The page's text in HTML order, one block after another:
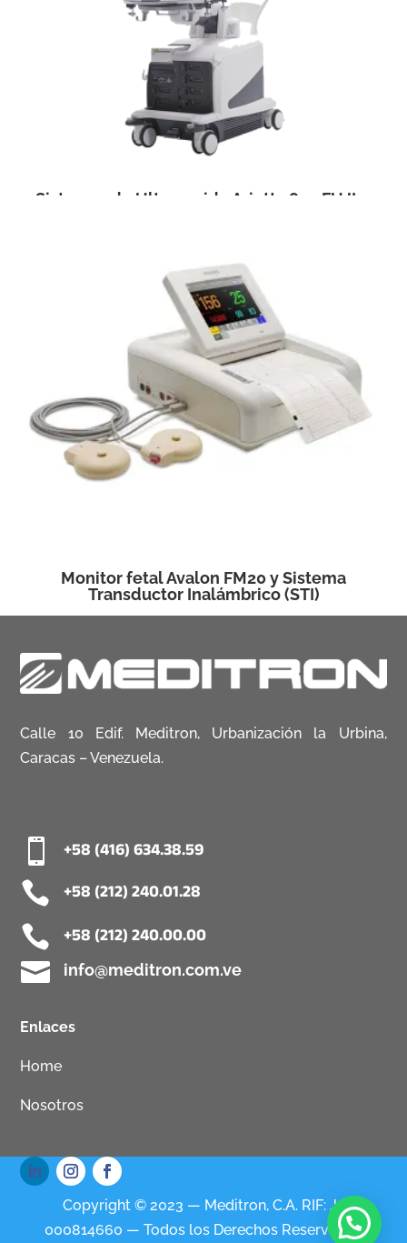
Sistemas de Ultrasonido Arietta 850 FUJI
Monitor fetal Avalon FM20 y Sistema
Transductor Inalámbrico (STI)
Calle 10 Edif. Meditron, Urbanización la Urbina,
Caracas – Venezuela.
 +58 (416) 634.38.59
 +58 (212) 240.01.28
 +58 (212) 240.00.00
 info@meditron.com.ve
Enlaces
Home
Nosotros
Copyright © 2023 — Meditron, C.A. RIF: J-
000814660 — Todos los Derechos Reservados